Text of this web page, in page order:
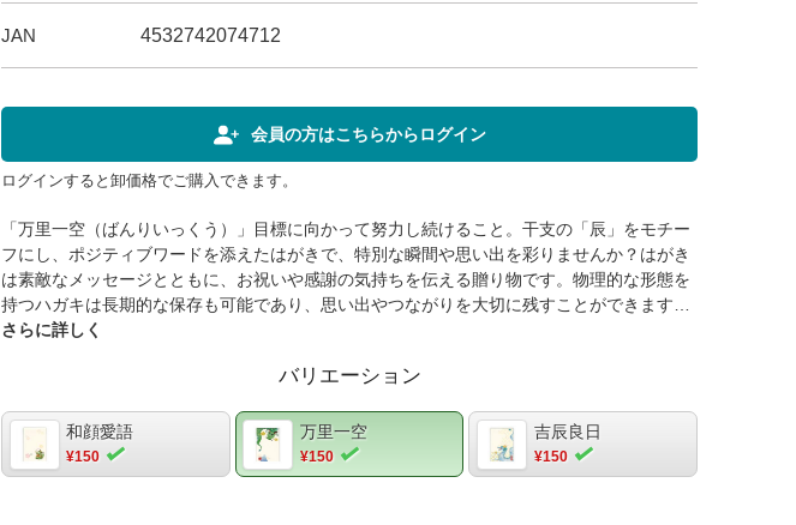
JAN 4532742074712
会員の方はこちらからログイン
ログインすると卸価格でご購入できます。
「万里一空（ばんりいっくう）」目標に向かって努力し続けること。干支の「辰」をモチー
フにし、ポジティブワードを添えたはがきで、特別な瞬間や思い出を彩りませんか？はがき
は素敵なメッセージとともに、お祝いや感謝の気持ちを伝える贈り物です。物理的な形態を
持つハガキは長期的な保存も可能であり、思い出やつながりを大切に残すことができます。
受取人がはがきを受け取った瞬間、デジタルメッセージとは異なる特別な感動と温もりを味
で高品質な印刷をサポートします。自動給紙で誰でも簡単に扱えます。辰（龍）は神聖さや
りとされており、送る相手に対する幸福や成功を願う気持ちを表現する手段となることも魅
力の一つです。和紙の上質な風合いは、手触りや見た目において高級感があります。その特
徴的な質感がはがきに独特の趣を与えます。【商品仕様】品番：LP481寸法：148×100mm
さらに詳しく
バリエーション
和顔愛語
¥150
万里一空
¥150
吉辰良日
¥150